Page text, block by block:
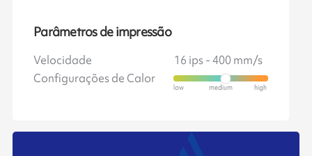
Parâmetros de impressão
Velocidade
16 ips - 400 mm/s
Configurações de Calor